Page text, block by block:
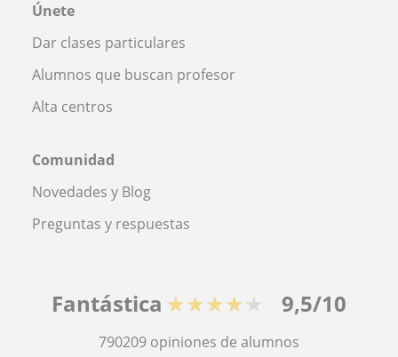
Únete
Dar clases particulares
Alumnos que buscan profesor
Alta centros
Comunidad
Novedades y Blog
Preguntas y respuestas
Fantástica ★★★★★ 9,5/10
790209 opiniones de alumnos